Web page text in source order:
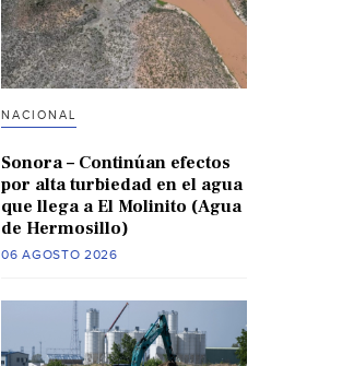
NACIONAL
Sonora – Continúan efectos
por alta turbiedad en el agua
que llega a El Molinito (Agua
de Hermosillo)
06 AGOSTO 2026